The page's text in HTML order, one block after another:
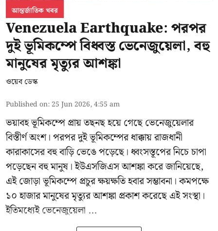
আন্তর্জাতিক খবর
Venezuela Earthquake: পরপর
দুই ভূমিকম্পে বিধ্বস্ত ভেনেজুয়েলা, বহু
মানুষের মৃত্যুর আশঙ্কা
ওয়েব ডেস্ক
Published on: 25 Jun 2026, 4:55 am
ভয়াবহ ভূমিকম্পে প্রায় তছনছ হয়ে গেছেভেনেজুয়েলার
বিস্তীর্ণ অংশ। পরপর দুই ভূমিকম্পের ধাক্কায় রাজধানী
কারাকাসের বহু বাড়ি ভেঙে পড়েছে। ধ্বংসস্তূপের নিচে চাপা
পড়েছেন বহু মানুষ। ইউএসজিএস আশঙ্কা করে জানিয়েছে,
এই জোড়া ভূমিকম্পে প্রচুর ক্ষয়ক্ষতি হবার সম্ভাবনা। কমপক্ষে
১০ হাজার মানুষের মৃত্যুর আশঙ্কা প্রকাশ করেছে এই সংস্থা।
ইতিমধ্যেই ভেনেজুয়েলা ...